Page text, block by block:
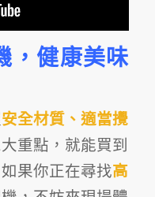
，健康美味
安全材質、適當攪
重點，就能買到
果你正在尋找高